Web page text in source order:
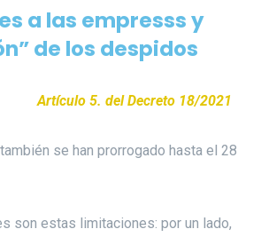
a las empresss y
de los despidos
Artículo 5. del Decreto 18/2021
se han prorrogado hasta el 28
son estas limitaciones: por un lado,